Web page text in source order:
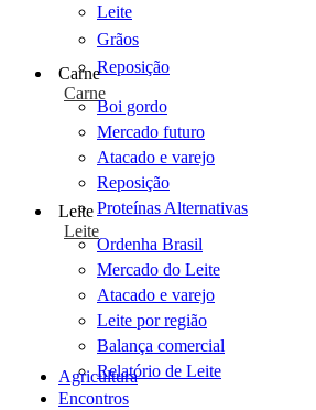
Leite
Grãos
Reposição
Carne
Carne
Boi gordo
Mercado futuro
Atacado e varejo
Reposição
Proteínas Alternativas
Leite
Leite
Ordenha Brasil
Mercado do Leite
Atacado e varejo
Leite por região
Balança comercial
Relatório de Leite
Agricultura
Encontros